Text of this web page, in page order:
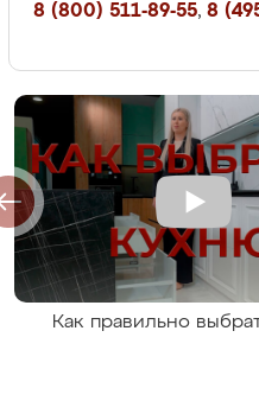
8 (800) 511-89-55, 8
Как правильно